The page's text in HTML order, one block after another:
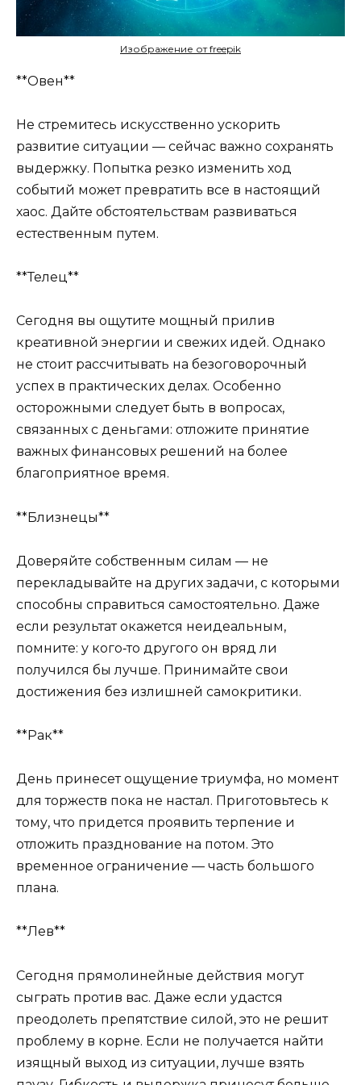
Изображение от freepik
**Овен**
Не стремитесь искусственно ускорить
развитие ситуации — сейчас важно сохранять
выдержку. Попытка резко изменить ход
событий может превратить все в настоящий
хаос. Дайте обстоятельствам развиваться
естественным путем.
**Телец**
Сегодня вы ощутите мощный прилив
креативной энергии и свежих идей. Однако
не стоит рассчитывать на безоговорочный
успех в практических делах. Особенно
осторожными следует быть в вопросах,
связанных с деньгами: отложите принятие
важных финансовых решений на более
благоприятное время.
**Близнецы**
Доверяйте собственным силам — не
перекладывайте на других задачи, с которыми
способны справиться самостоятельно. Даже
если результат окажется неидеальным,
помните: у кого‑то другого он вряд ли
получился бы лучше. Принимайте свои
достижения без излишней самокритики.
**Рак**
День принесет ощущение триумфа, но момент
для торжеств пока не настал. Приготовьтесь к
тому, что придется проявить терпение и
отложить празднование на потом. Это
временное ограничение — часть большого
плана.
**Лев**
Сегодня прямолинейные действия могут
сыграть против вас. Даже если удастся
преодолеть препятствие силой, это не решит
проблему в корне. Если не получается найти
изящный выход из ситуации, лучше взять